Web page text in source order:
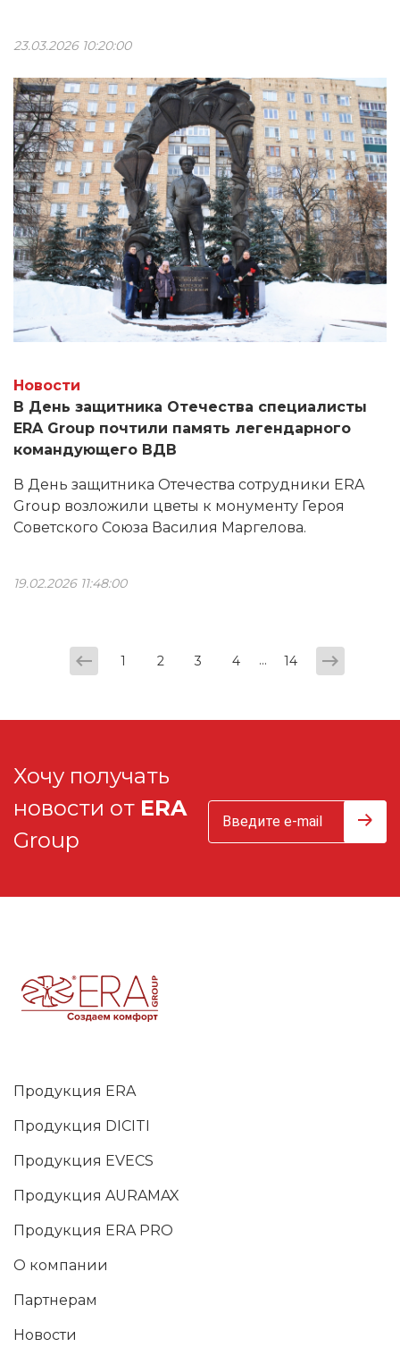
23.03.2026 10:20:00
Новости
В День защитника Отечества специалисты
ERA Group почтили память легендарного
командующего ВДВ
В День защитника Отечества сотрудники ERA
Group возложили цветы к монументу Героя
Советского Союза Василия Маргелова.
19.02.2026 11:48:00
1 2 3 4 ... 14
Хочу получать
новости от ERA
Group
Продукция ERA
Продукция DICITI
Продукция EVECS
Продукция AURAMAX
Продукция ERA PRO
О компании
Партнерам
Новости